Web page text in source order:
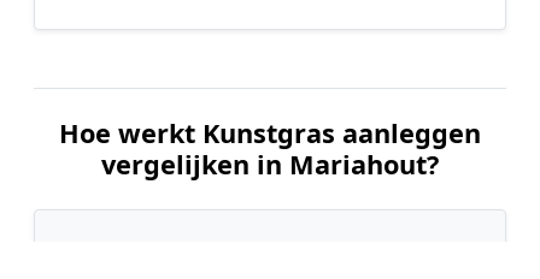
Hoe werkt Kunstgras aanleggen
vergelijken in Mariahout?